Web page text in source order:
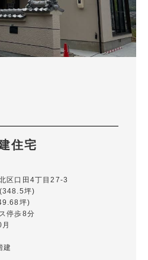
住宅
区口田4丁目27-3
坪)
坪)
停歩8分
建